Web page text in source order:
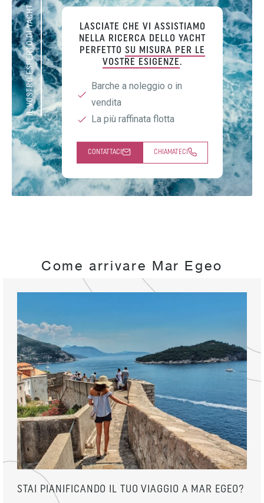
IL VOSTRO ESPERTO DI YACHT
LASCIATE CHE VI ASSISTIAMO
NELLA RICERCA DELLO YACHT
PERFETTO SU MISURA PER LE
VOSTRE ESIGENZE.
Barche a noleggio o in
vendita
La più raffinata flotta
CONTATTACI CHIAMATECI
Come arrivare Mar Egeo
STAI PIANIFICANDO IL TUO VIAGGIO A MAR EGEO?